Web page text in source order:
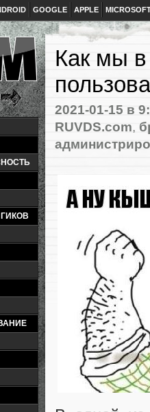
GOOGLE APPLE
Как мы
2021-01-15 в
RUVDS.com,